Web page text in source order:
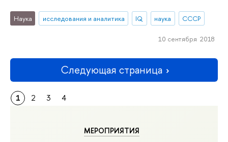
МЕРОПРИЯТИЯ
Наука исследования и аналитика IQ наука СССР
10 сентября 2018
Следующая страница
1 2 3 4